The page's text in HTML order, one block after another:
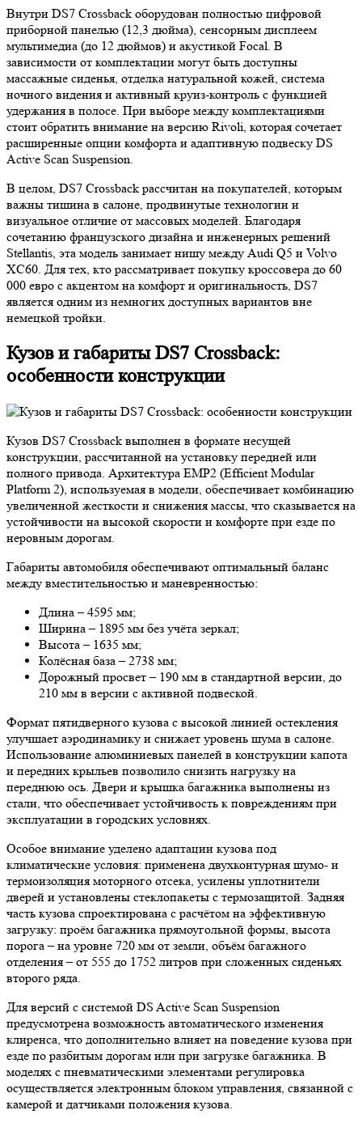
Внутри DS7 Crossback оборудован полностью цифровой
приборной панелью (12,3 дюйма), сенсорным дисплеем
мультимедиа (до 12 дюймов) и акустикой Focal. В
зависимости от комплектации могут быть доступны
массажные сиденья, отделка натуральной кожей, система
ночного видения и активный круиз-контроль с функцией
удержания в полосе. При выборе между комплектациями
стоит обратить внимание на версию Rivoli, которая сочетает
расширенные опции комфорта и адаптивную подвеску DS
Active Scan Suspension.
В целом, DS7 Crossback рассчитан на покупателей, которым
важны тишина в салоне, продвинутые технологии и
визуальное отличие от массовых моделей. Благодаря
сочетанию французского дизайна и инженерных решений
Stellantis, эта модель занимает нишу между Audi Q5 и Volvo
XC60. Для тех, кто рассматривает покупку кроссовера до 60
000 евро с акцентом на комфорт и оригинальность, DS7
является одним из немногих доступных вариантов вне
немецкой тройки.
Кузов и габариты DS7 Crossback:
особенности конструкции
Кузов DS7 Crossback выполнен в формате несущей
конструкции, рассчитанной на установку передней или
полного привода. Архитектура EMP2 (Efficient Modular
Platform 2), используемая в модели, обеспечивает комбинацию
увеличенной жесткости и снижения массы, что сказывается на
устойчивости на высокой скорости и комфорте при езде по
неровным дорогам.
Габариты автомобиля обеспечивают оптимальный баланс
между вместительностью и маневренностью:
Длина – 4595 мм;
Ширина – 1895 мм без учёта зеркал;
Высота – 1635 мм;
Колёсная база – 2738 мм;
Дорожный просвет – 190 мм в стандартной версии, до
210 мм в версии с активной подвеской.
Формат пятидверного кузова с высокой линией остекления
улучшает аэродинамику и снижает уровень шума в салоне.
Использование алюминиевых панелей в конструкции капота
и передних крыльев позволило снизить нагрузку на
переднюю ось. Двери и крышка багажника выполнены из
стали, что обеспечивает устойчивость к повреждениям при
эксплуатации в городских условиях.
Особое внимание уделено адаптации кузова под
климатические условия: применена двухконтурная шумо- и
термоизоляция моторного отсека, усилены уплотнители
дверей и установлены стеклопакеты с термозащитой. Задняя
часть кузова спроектирована с расчётом на эффективную
загрузку: проём багажника прямоугольной формы, высота
порога – на уровне 720 мм от земли, объём багажного
отделения – от 555 до 1752 литров при сложенных сиденьях
второго ряда.
Для версий с системой DS Active Scan Suspension
предусмотрена возможность автоматического изменения
клиренса, что дополнительно влияет на поведение кузова при
езде по разбитым дорогам или при загрузке багажника. В
моделях с пневматическими элементами регулировка
осуществляется электронным блоком управления, связанной с
камерой и датчиками положения кузова.